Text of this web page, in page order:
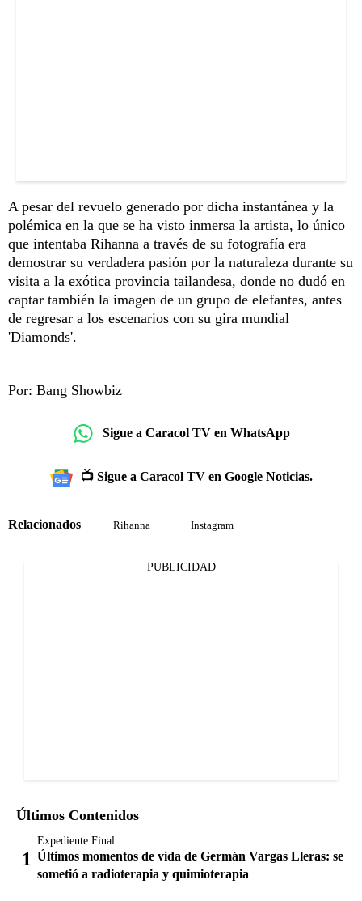
A pesar del revuelo generado por dicha instantánea y la
polémica en la que se ha visto inmersa la artista, lo único
que intentaba Rihanna a través de su fotografía era
demostrar su verdadera pasión por la naturaleza durante su
visita a la exótica provincia tailandesa, donde no dudó en
captar también la imagen de un grupo de elefantes, antes
de regresar a los escenarios con su gira mundial
'Diamonds'.
Por: Bang Showbiz
Sigue a Caracol TV en WhatsApp
📺 Sigue a Caracol TV en Google Noticias.
Relacionados Rihanna Instagram
PUBLICIDAD
Últimos Contenidos
Expediente Final
Últimos momentos de vida de Germán Vargas Lleras: se
sometió a radioterapia y quimioterapia